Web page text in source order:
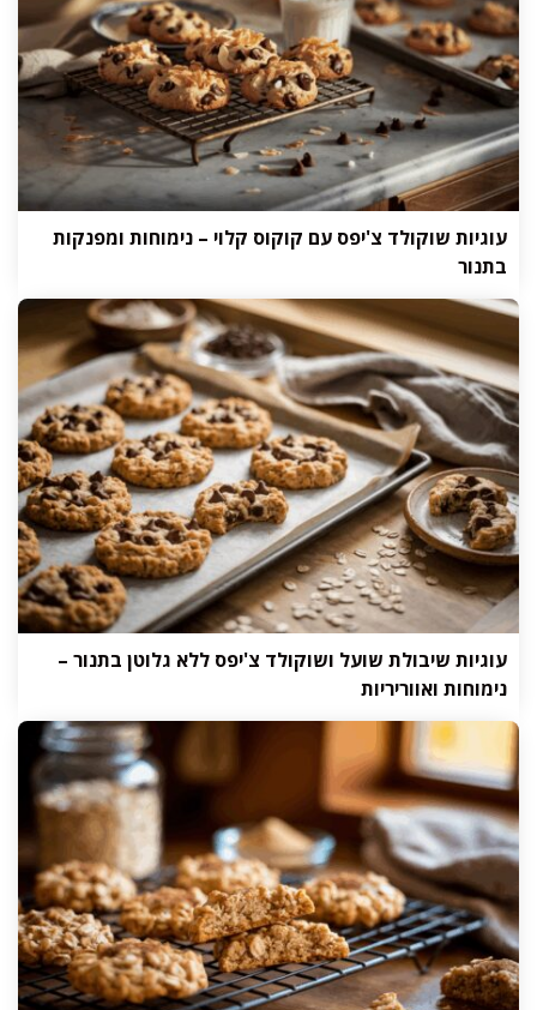
עוגיות שוקולד צ'יפס עם קוקוס קלוי – נימוחות ומפנקות
בתנור
עוגיות שיבולת שועל ושוקולד צ'יפס ללא גלוטן בתנור –
נימוחות ואווריריות